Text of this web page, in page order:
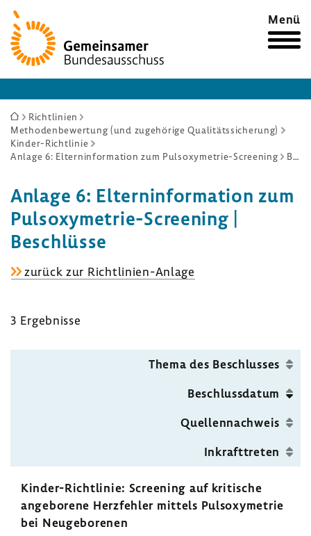
Zur
Startseite
Menü
Sie
sind
hier:
Richtlinien
Methodenbewertung (und zugehörige Qualitätssicherung)
Kinder-Richtlinie
Anlage 6: Elterninformation zum Pulsoxymetrie-Screening
Beschlüsse
Anlage 6: Eltern­in­for­ma­tion zum
Pulsoxymetrie-​Screening |
Beschlüsse
zurück zur Richtlinien-​Anlage
ma­
zum
Screening
3 Ergeb­nisse
Thema des Beschlusses
Beschluss­datum
Quel­len­nach­weis
Inkraft­treten
Kinder-​Richtlinie: Scree­ning auf kriti­sche
ange­bo­rene Herz­fehler mittels Puls­oxy­me­trie
bei Neuge­bo­renen